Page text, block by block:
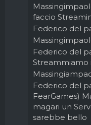
faccio
Federico del
Federico del
Streammiamo
Federico del
FearGames)
magari un
sarebbe bello